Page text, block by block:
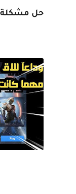
حل مشكلة